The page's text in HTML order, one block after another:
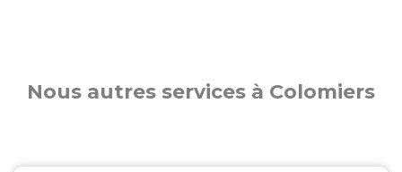
Nous autres services à Colomiers